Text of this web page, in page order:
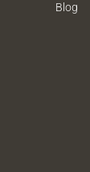
Blog